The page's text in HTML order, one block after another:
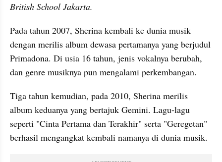
British School Jakarta.
Pada tahun 2007, Sherina kembali ke dunia musik
dengan merilis album dewasa pertamanya yang berjudul
Primadona. Di usia 16 tahun, jenis vokalnya berubah,
dan genre musiknya pun mengalami perkembangan.
Tiga tahun kemudian, pada 2010, Sherina merilis
album keduanya yang bertajuk Gemini. Lagu-lagu
seperti "Cinta Pertama dan Terakhir" serta "Geregetan"
berhasil mengangkat kembali namanya di dunia musik.